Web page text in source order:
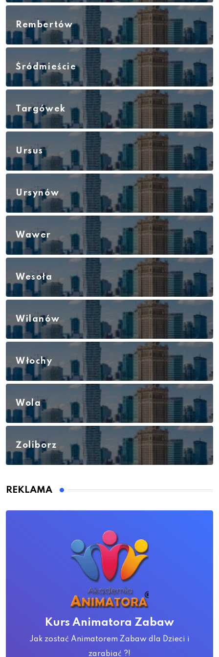
Rembertów
Śródmieście
Targówek
Ursus
Ursynów
Wawer
Wesoła
Wilanów
Włochy
Wola
Żoliborz
REKLAMA
Kurs Animatora Zabaw
Jak zostać Animatorem Zabaw dla Dzieci i
zarabiać ?!